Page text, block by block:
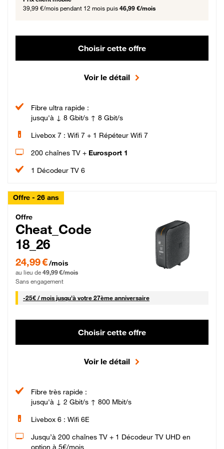
39,99 €/mois pendant 12 mois puis 46,99 €/mois
Choisir cette offre
Voir le détail
Fibre ultra rapide :
jusqu'à ↓ 8 Gbit/s ↑ 8 Gbit/s
Livebox 7 : Wifi 7 + 1 Répéteur Wifi 7
200 chaînes TV + Eurosport 1
1 Décodeur TV 6
Offre - 26 ans
Cheat_Code Fibre_18_26
Offre
Cheat_Code
18_26
24,99 € par mois pendant 0 mois puis 49,99 € par mois, Sans engagement
24,99 €/mois
au lieu de 49,99 €/mois
Sans engagement
-25€ / mois25 € par mois
jusqu'à votre 27ème anniversaire
Choisir cette offre
Voir le détail
Fibre très rapide :
jusqu'à ↓ 2 Gbit/s ↑ 800 Mbit/s
Livebox 6 : Wifi 6E
Jusqu’à 200 chaînes TV + 1 Décodeur TV UHD en
option à 5€/mois